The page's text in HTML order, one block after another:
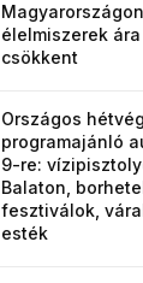
élelmiszerek
csökkent
Országos
programajánló
9-re:
Balaton,
fesztiválok,
esték